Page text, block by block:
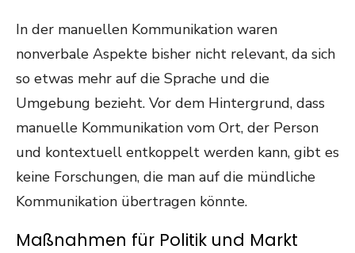
In der manuellen Kommunikation waren
nonverbale Aspekte bisher nicht relevant, da sich
so etwas mehr auf die Sprache und die
Umgebung bezieht. Vor dem Hintergrund, dass
manuelle Kommunikation vom Ort, der Person
und kontextuell entkoppelt werden kann, gibt es
keine Forschungen, die man auf die mündliche
Kommunikation übertragen könnte.
Maßnahmen für Politik und Markt